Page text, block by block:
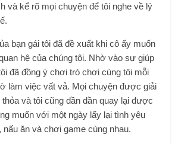
và kể rõ mọi chuyện để tôi nghe về lý
bạn gái tôi đã đề xuất khi cô ấy muốn
hệ của chúng tôi. Nhờ vào sự giúp
đã đồng ý chơi trò chơi cùng tôi mỗi
làm việc vất vả. Mọi chuyện được giải
và tôi cũng dần dần quay lại được
muốn với một ngày lấy lại tình yêu
nấu ăn và chơi game cùng nhau.